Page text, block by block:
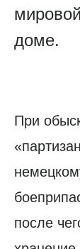
доме.
При
после